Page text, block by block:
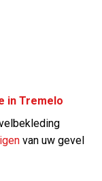
in Tremelo
van uw gevel